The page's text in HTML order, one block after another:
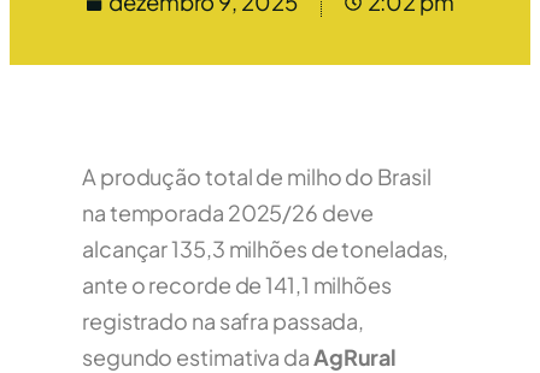
A produção total de milho do Brasil
na temporada 2025/26 deve
alcançar 135,3 milhões de toneladas,
ante o recorde de 141,1 milhões
registrado na safra passada,
segundo estimativa daAgRural